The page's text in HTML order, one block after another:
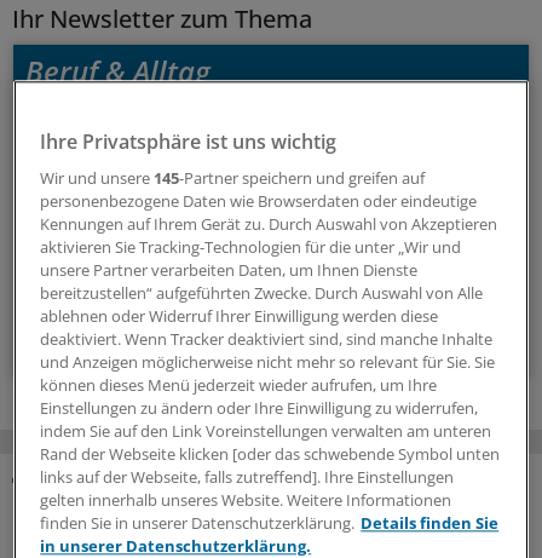
Ihr Newsletter zum Thema
Beruf & Alltag
Nützliches für Ihre tägliche Arbeit, lassen Sie sich von
Kolleginnen und Kollegen inspirieren - und seien Sie immer
einen Schritt voraus.
wöchentlich (Sonntag)
Zum Abonnieren bitte anmelden
MEHR ZUM THEMA
Ihre Privatsphäre ist uns wichtig
Wir und unsere 145-Partner speichern und greifen auf
personenbezogene Daten wie Browserdaten oder eindeutige
Kennungen auf Ihrem Gerät zu. Durch Auswahl von Akzeptieren
aktivieren Sie Tracking-Technologien für die unter „Wir und
unsere Partner verarbeiten Daten, um Ihnen Dienste
bereitzustellen“ aufgeführten Zwecke. Durch Auswahl von Alle
ablehnen oder Widerruf Ihrer Einwilligung werden diese
deaktiviert. Wenn Tracker deaktiviert sind, sind manche Inhalte
und Anzeigen möglicherweise nicht mehr so relevant für Sie. Sie
können dieses Menü jederzeit wieder aufrufen, um Ihre
Einstellungen zu ändern oder Ihre Einwilligung zu widerrufen,
indem Sie auf den Link Voreinstellungen verwalten am unteren
Rand der Webseite klicken [oder das schwebende Symbol unten
links auf der Webseite, falls zutreffend]. Ihre Einstellungen
gelten innerhalb unseres Website. Weitere Informationen
finden Sie in unserer Datenschutzerklärung. Details finden Sie
in unserer Datenschutzerklärung.